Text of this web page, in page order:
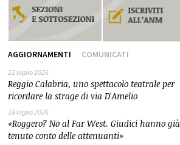
AGGIORNAMENTI COMUNICATI
22 luglio 2026
Reggio Calabria, uno spettacolo teatrale per
ricordare la strage di via D'Amelio
18 luglio 2026
«Roggero? No al Far West. Giudici hanno già
tenuto conto delle attenuanti»